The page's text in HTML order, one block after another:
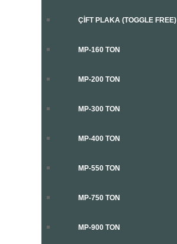
ÇIFT PLAKA (TOGGLE FREE)
MP-160 TON
MP-200 TON
MP-300 TON
MP-400 TON
MP-550 TON
MP-750 TON
MP-900 TON